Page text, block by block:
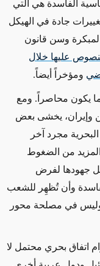
الفاسدة هي التي
جادة في الهيكل
وسن قانون
عليها خلال
ومؤخراً أيضاً.
يكون محاصراً. ومع
وإيران، يخشى بعض
مجرد آخر
من الضغوط
جهودها لفرض
وأن تُظهِر للشعب
وليس في مصلحة محور
اتفاق بحري محتمل لا